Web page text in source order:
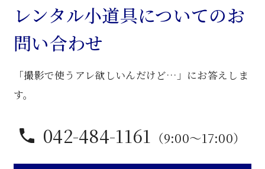
セ
ク
シ
ン
個
レンタル小道具についてのお
問い合わせ
「撮影で使うアレ欲しいんだけど…」にお答えしま
す。
042-484-1161 （9:00〜17:00）